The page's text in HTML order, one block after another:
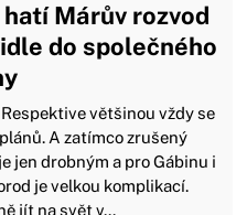
Márův rozvod
do společného
většinou vždy se
A zatímco zrušený
jen drobným a pro Gábinu i
je velkou komplikací.
jít na svět v...